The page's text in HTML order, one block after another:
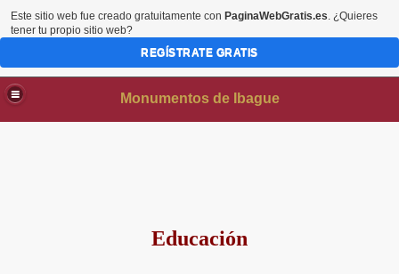
Monumentos de Ibague
Educación
Este sitio web fue creado gratuitamente con PaginaWebGratis.es. ¿Quieres
tener tu propio sitio web?
REGÍSTRATE GRATIS